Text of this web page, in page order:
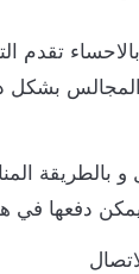
تقدم
بشكل
بالطريقة
دفعها في